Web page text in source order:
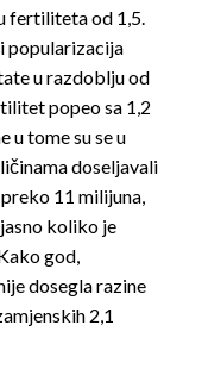
fertiliteta od 1,5.
popularizacija
u razdoblju od
popeo sa 1,2
u tome su se u
doseljavali
11 milijuna,
koliko je
god,
dosegla razine
2,1